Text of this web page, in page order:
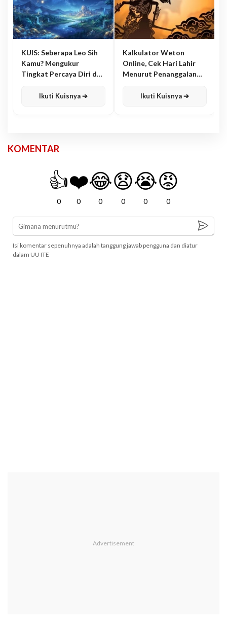
KUIS: Seberapa Leo Sih
Kamu? Mengukur
Tingkat Percaya Diri dan
Ikuti Kuisnya ➔
Kalkulator Weton
Online, Cek Hari Lahir
Menurut Penanggalan
Ikuti Kuisnya ➔
KOMENTAR
👍
0
❤️
0
😂
0
😧
0
😭
0
😡
0
Isi komentar sepenuhnya adalah tanggung jawab pengguna dan diatur
dalam UU ITE